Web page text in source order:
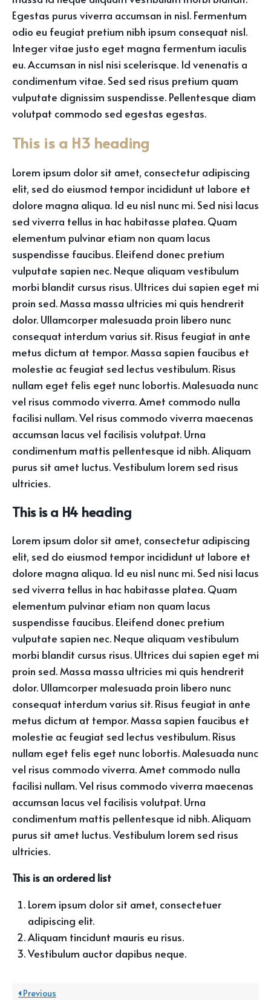
Egestas purus viverra accumsan in nisl. Fermentum
odio eu feugiat pretium nibh ipsum consequat nisl.
Integer vitae justo eget magna fermentum iaculis
eu. Accumsan in nisl nisi scelerisque. Id venenatis a
condimentum vitae. Sed sed risus pretium quam
vulputate dignissim suspendisse. Pellentesque diam
volutpat commodo sed egestas egestas.
This is a H3 heading
Lorem ipsum dolor sit amet, consectetur adipiscing
elit, sed do eiusmod tempor incididunt ut labore et
dolore magna aliqua. Id eu nisl nunc mi. Sed nisi lacus
sed viverra tellus in hac habitasse platea. Quam
elementum pulvinar etiam non quam lacus
suspendisse faucibus. Eleifend donec pretium
vulputate sapien nec. Neque aliquam vestibulum
morbi blandit cursus risus. Ultrices dui sapien eget mi
proin sed. Massa massa ultricies mi quis hendrerit
dolor. Ullamcorper malesuada proin libero nunc
consequat interdum varius sit. Risus feugiat in ante
metus dictum at tempor. Massa sapien faucibus et
molestie ac feugiat sed lectus vestibulum. Risus
nullam eget felis eget nunc lobortis. Malesuada nunc
vel risus commodo viverra. Amet commodo nulla
facilisi nullam. Vel risus commodo viverra maecenas
accumsan lacus vel facilisis volutpat. Urna
condimentum mattis pellentesque id nibh. Aliquam
purus sit amet luctus. Vestibulum lorem sed risus
ultricies.
This is a H4 heading
Lorem ipsum dolor sit amet, consectetur adipiscing
elit, sed do eiusmod tempor incididunt ut labore et
dolore magna aliqua. Id eu nisl nunc mi. Sed nisi lacus
sed viverra tellus in hac habitasse platea. Quam
elementum pulvinar etiam non quam lacus
suspendisse faucibus. Eleifend donec pretium
vulputate sapien nec. Neque aliquam vestibulum
morbi blandit cursus risus. Ultrices dui sapien eget mi
proin sed. Massa massa ultricies mi quis hendrerit
dolor. Ullamcorper malesuada proin libero nunc
consequat interdum varius sit. Risus feugiat in ante
metus dictum at tempor. Massa sapien faucibus et
molestie ac feugiat sed lectus vestibulum. Risus
nullam eget felis eget nunc lobortis. Malesuada nunc
vel risus commodo viverra. Amet commodo nulla
facilisi nullam. Vel risus commodo viverra maecenas
accumsan lacus vel facilisis volutpat. Urna
condimentum mattis pellentesque id nibh. Aliquam
purus sit amet luctus. Vestibulum lorem sed risus
ultricies.
This is an ordered list
Lorem ipsum dolor sit amet, consectetuer
adipiscing elit.
Aliquam tincidunt mauris eu risus.
Vestibulum auctor dapibus neque.
Previous